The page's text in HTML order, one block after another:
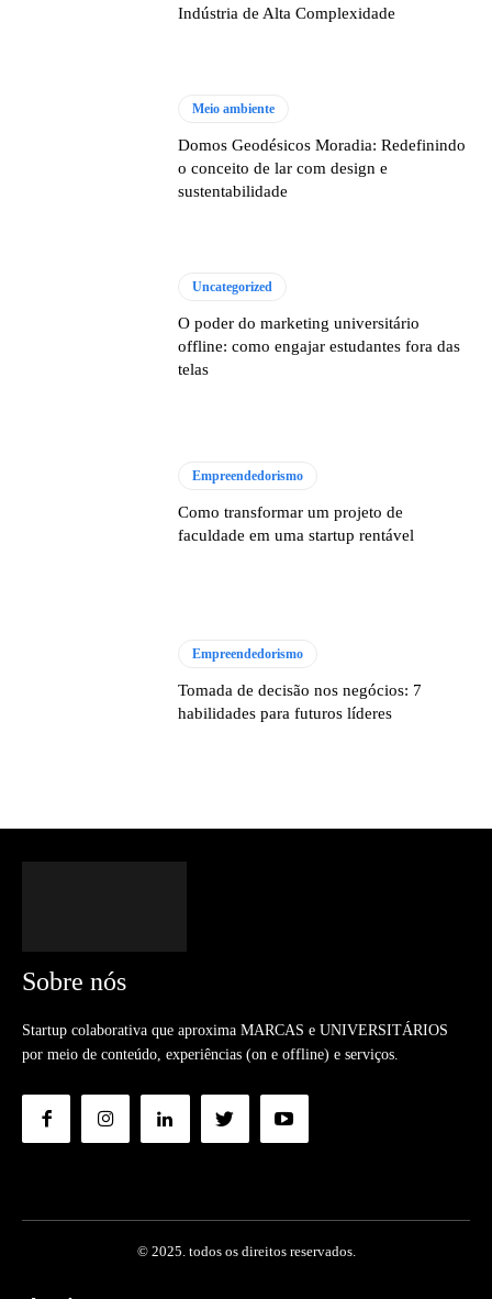
Indústria de Alta Complexidade
Meio ambiente
Domos Geodésicos Moradia: Redefinindo
o conceito de lar com design e
sustentabilidade
Uncategorized
O poder do marketing universitário
offline: como engajar estudantes fora das
telas
Empreendedorismo
Como transformar um projeto de
faculdade em uma startup rentável
Empreendedorismo
Tomada de decisão nos negócios: 7
habilidades para futuros líderes
Sobre nós
Startup colaborativa que aproxima MARCAS e UNIVERSITÁRIOS
por meio de conteúdo, experiências (on e offline) e serviços.
© 2025. todos os direitos reservados.